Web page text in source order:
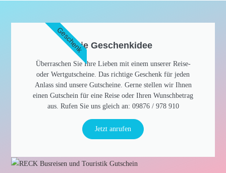
Die Geschenkidee​
Überraschen Sie Ihre Lieben mit einem unserer Reise-
oder Wertgutscheine. Das richtige Geschenk für jeden
Anlass sind unsere Gutscheine. Gerne stellen wir Ihnen
einen Gutschein für eine Reise oder Ihren Wunschbetrag
aus. Rufen Sie uns gleich an: 09876 / 978 910​
Jetzt anrufen
Geschenk